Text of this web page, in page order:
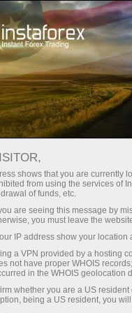
InstaForex
эга бўласиз:
елкаси,
спред ва
шунингдек
индекслар
учун қулай
Кичик
Ҳар бир
30% бонус
Савдода
ва трассада
shows that you are currently
from using the services of
of funds, etc.
are seeing this message by
you must leave the
IP address show your location
a VPN provided by a hosting
not have proper WHOIS records;
in the WHOIS geolocation
whether you are a US
being a US resident, you